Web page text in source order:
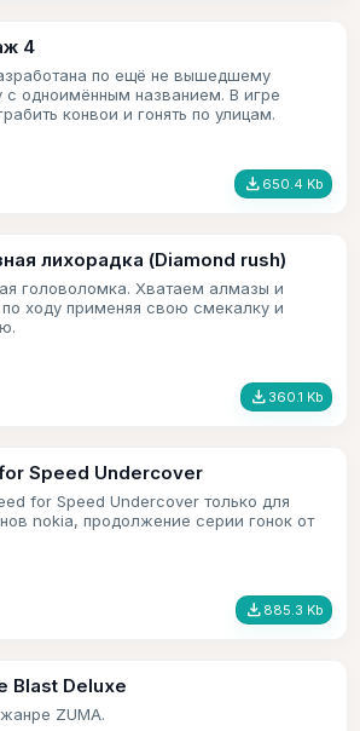
4
по ещё не вышедшему
с одноимённым названием. В игре
конвои и гонять по улицам.
file_download 650.4 Kb
лихорадка (Diamond rush)
головоломка. Хватаем алмазы и
ходу применяя свою смекалку и
file_download 360.1 Kb
Speed Undercover
for Speed Undercover только для
nokia, продолжение серии гонок от
file_download 885.3 Kb
Blast Deluxe
ZUMA.